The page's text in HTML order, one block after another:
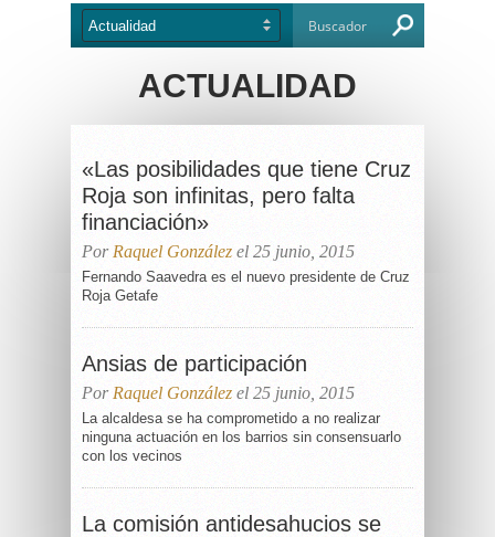
ACTUALIDAD
«Las posibilidades que tiene Cruz
Roja son infinitas, pero falta
financiación»
Por Raquel González el 25 junio, 2015
Fernando Saavedra es el nuevo presidente de Cruz
Roja Getafe
Ansias de participación
Por Raquel González el 25 junio, 2015
La alcaldesa se ha comprometido a no realizar
ninguna actuación en los barrios sin consensuarlo
con los vecinos
La comisión antidesahucios se